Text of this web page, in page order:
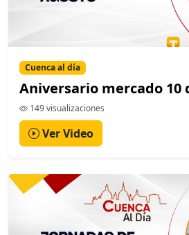
Cuenca al día
Aniversario mercado 10
149 visualizaciones
Ver Video